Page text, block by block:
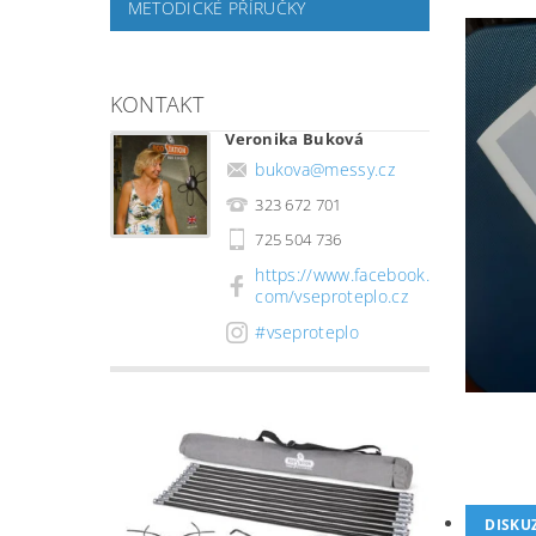
METODICKÉ PŘÍRUČKY
KONTAKT
Veronika Buková
bukova@messy.cz
323 672 701
725 504 736
https://www.facebook.
com/vseproteplo.cz
#vseproteplo